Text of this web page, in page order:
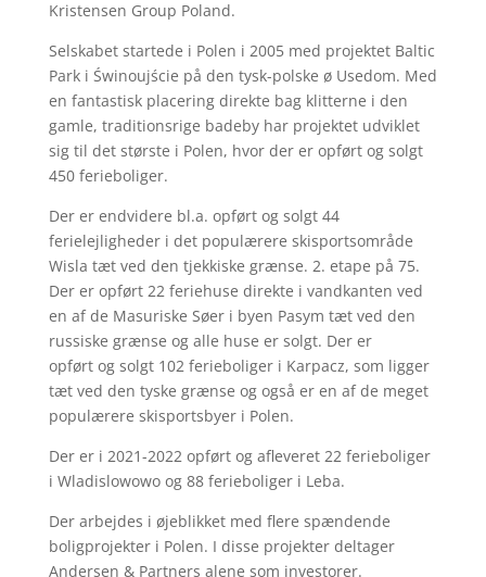
Kristensen Group Poland.
Selskabetstartede i Polen i 2005 med projektet Baltic
Park i Świnoujście på den tysk-polske ø Usedom. Med
en fantastisk placering direkte bag klitterne i den
gamle, traditionsrige badeby har projektet udviklet
sig til det største i Polen, hvor der er opført og solgt
450 ferieboliger.
Der er endvidere bl.a. opført og solgt 44
ferielejligheder i det populærere skisportsområde
Wisla tæt ved den tjekkiske grænse. 2. etape på 75.
Der er opført 22 feriehuse direkte i vandkanten ved
en af de Masuriske Søer i byen Pasym tæt ved den
russiske grænse og alle huse er solgt. Der er
opført og solgt 102ferieboliger i Karpacz, som ligger
tæt ved den tyske grænse og også er en af de meget
populærere skisportsbyer i Polen.
Der er i 2021-2022 opført og afleveret 22 ferieboliger
i Wladislowowo og 88 ferieboliger i Leba.
Der arbejdes i øjeblikket med flere spændende
boligprojekter i Polen. I disse projekter deltager
Andersen & Partners alene som investorer.